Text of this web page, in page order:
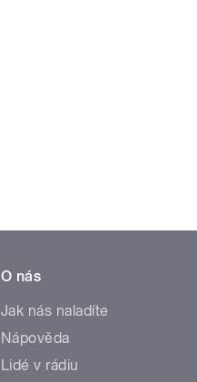
O nás
Jak nás naladíte
Nápověda
Lidé v rádiu